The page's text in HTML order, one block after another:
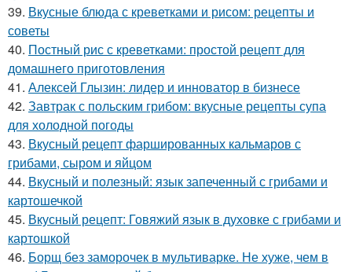
39. Вкусные блюда с креветками и рисом: рецепты и
советы
40. Постный рис с креветками: простой рецепт для
домашнего приготовления
41. Алексей Глызин: лидер и инноватор в бизнесе
42. Завтрак с польским грибом: вкусные рецепты супа
для холодной погоды
43. Вкусный рецепт фаршированных кальмаров с
грибами, сыром и яйцом
44. Вкусный и полезный: язык запеченный с грибами и
картошечкой
45. Вкусный рецепт: Говяжий язык в духовке с грибами и
картошкой
46. Борщ без заморочек в мультиварке. Не хуже, чем в